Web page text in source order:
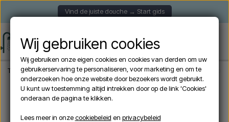
Vind de juiste douche → Start gids
Thuis Tuindouche Zonnedouche Arkema - HAPPY BEACH F560 Solar
Wij gebruiken cookies
Wij gebruiken onze eigen cookies en cookies van derden om uw
gebruikerservaring te personaliseren, voor marketing en om te
onderzoeken hoe onze website door bezoekers wordt gebruikt.
U kunt uw toestemming altijd intrekken door op de link 'Cookies'
onderaan de pagina te klikken.
Lees meer in onzecookiebeleid en privacybeleid